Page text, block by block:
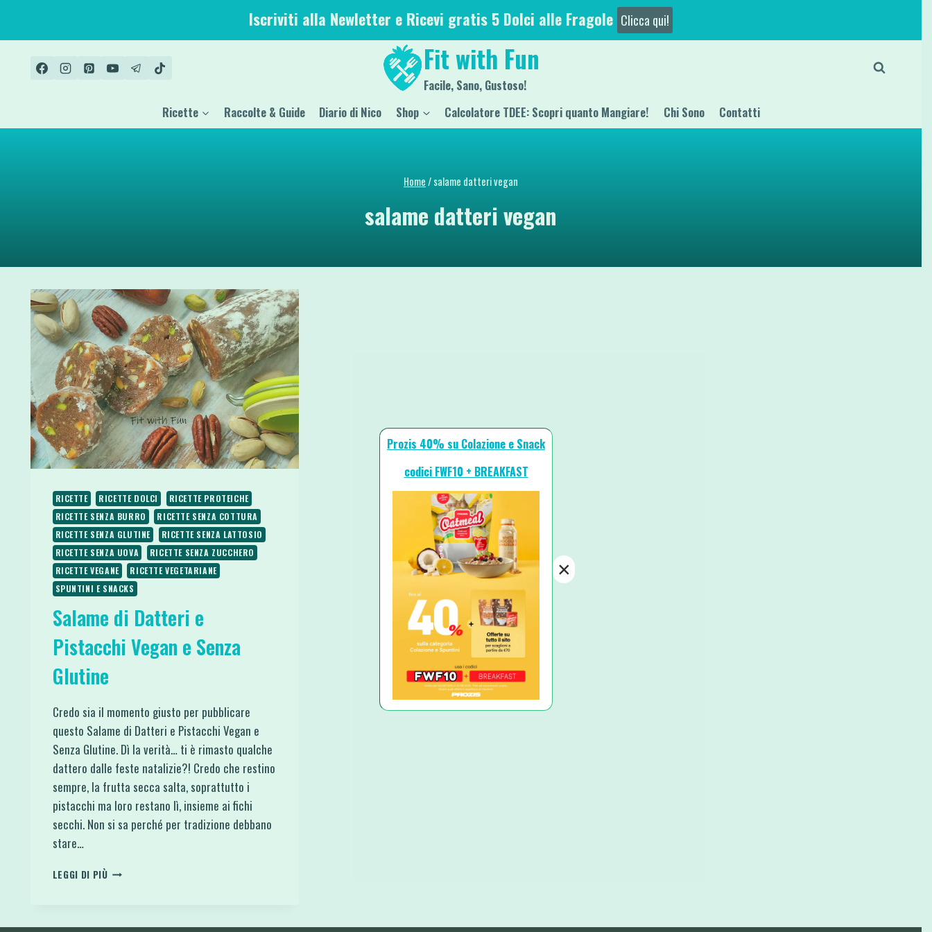
contenuto
Iscriviti alla Newletter e Ricevi gratis 5 Dolci alle Fragole Clicca qui!
Fit with Fun
Facile, Sano, Gustoso!
Ricette Raccolte & Guide Diario di Nico Shop Calcolatore TDEE: Scopri quanto Mangiare! Chi Sono Contatti
Home/salame datteri vegan
salame datteri vegan
RICETTE RICETTE DOLCI
RICETTE PROTEICHE
RICETTE SENZA BURRO
RICETTE SENZA COTTURA
RICETTE SENZA GLUTINE
RICETTE SENZA LATTOSIO
RICETTE SENZA UOVA
RICETTE SENZA ZUCCHERO
RICETTE VEGANE
RICETTE VEGETARIANE
SPUNTINI E SNACKS
Salame di Datteri e
Pistacchi Vegan e Senza
Glutine
Credo sia il momento giusto per pubblicare
questo Salame di Datteri e Pistacchi Vegan e
Senza Glutine. Dì la verità… ti è rimasto qualche
dattero dalle feste natalizie?! Credo che restino
sempre, la frutta secca salta, soprattutto i
pistacchi ma loro restano lì, insieme ai fichi
secchi. Non si sa perché per tradizione debbano
stare…
LEGGI DI PIÙSALAME
PISTACCHI
Prozis 40% su Colazione e Snack
codici FWF10 + BREAKFAST
×